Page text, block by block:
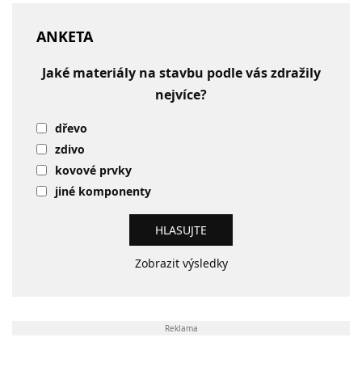
ANKETA
Jaké materiály na stavbu podle vás zdražily
nejvíce?
dřevo
zdivo
kovové prvky
jiné komponenty
Zobrazit výsledky
Reklama